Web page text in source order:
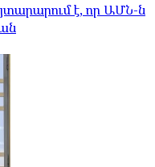
է, որ ԱՄՆ-ն